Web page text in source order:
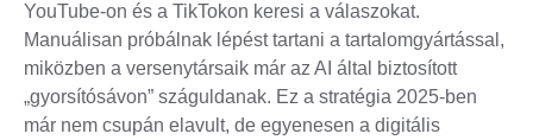
YouTube-on és a TikTokon keresi a válaszokat.
Manuálisan próbálnak lépést tartani a tartalomgyártással,
miközben a versenytársaik már az AI által biztosított
„gyorsítósávon” száguldanak. Ez a stratégia 2025-ben
már nem csupán elavult, de egyenesen a digitális